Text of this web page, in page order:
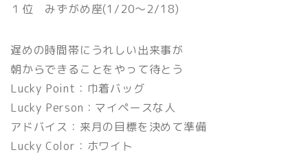
１位 みずがめ座(1/20〜2/18)
遅めの時間帯にうれしい出来事が
朝からできることをやって待とう
Lucky Point：巾着バッグ
Lucky Person：マイペースな人
アドバイス：来月の目標を決めて準備
Lucky Color：ホワイト